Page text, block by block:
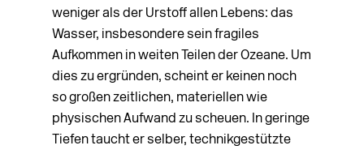
weniger als der Urstoff allen Lebens: das
Wasser, insbesondere sein fragiles
Aufkommen in weiten Teilen der Ozeane. Um
dies zu ergründen, scheint er keinen noch
so großen zeitlichen, materiellen wie
physischen Aufwand zu scheuen. In geringe
Tiefen taucht er selber, technikgestützte